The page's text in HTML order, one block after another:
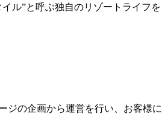
ル”と呼ぶ独自のリゾートライフを
ジの企画から運営を行い、お客様に